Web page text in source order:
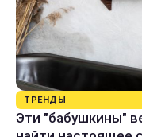
ТРЕНДЫ
Эти "бабушкины"